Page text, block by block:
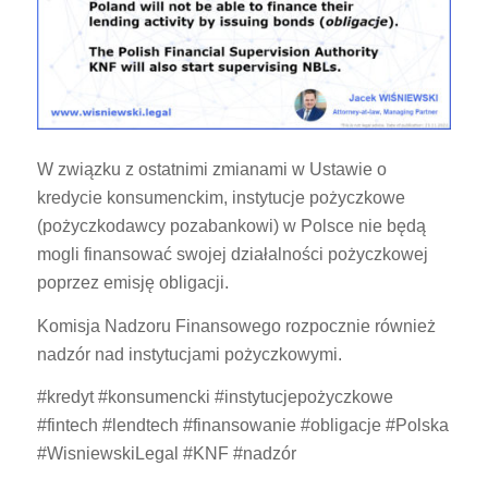
W związku z ostatnimi zmianami w Ustawie o
kredycie konsumenckim, instytucje pożyczkowe
(pożyczkodawcy pozabankowi) w Polsce nie będą
mogli finansować swojej działalności pożyczkowej
poprzez emisję obligacji.
Komisja Nadzoru Finansowego rozpocznie również
nadzór nad instytucjami pożyczkowymi.
#kredyt #konsumencki #instytucjepożyczkowe
#fintech #lendtech #finansowanie #obligacje #Polska
#WisniewskiLegal #KNF #nadzór